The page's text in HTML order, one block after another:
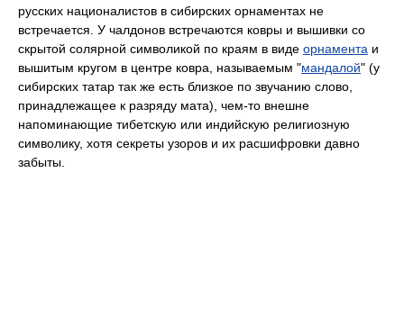
русских националистов в сибирских орнаментах не
встречается. У чалдонов встречаются ковры и вышивки со
скрытой солярной символикой по краям в виде орнамента и
вышитым кругом в центре ковра, называемым "мандалой" (у
сибирских татар так же есть близкое по звучанию слово,
принадлежащее к разряду мата), чем-то внешне
напоминающие тибетскую или индийскую религиозную
символику, хотя секреты узоров и их расшифровки давно
забыты.